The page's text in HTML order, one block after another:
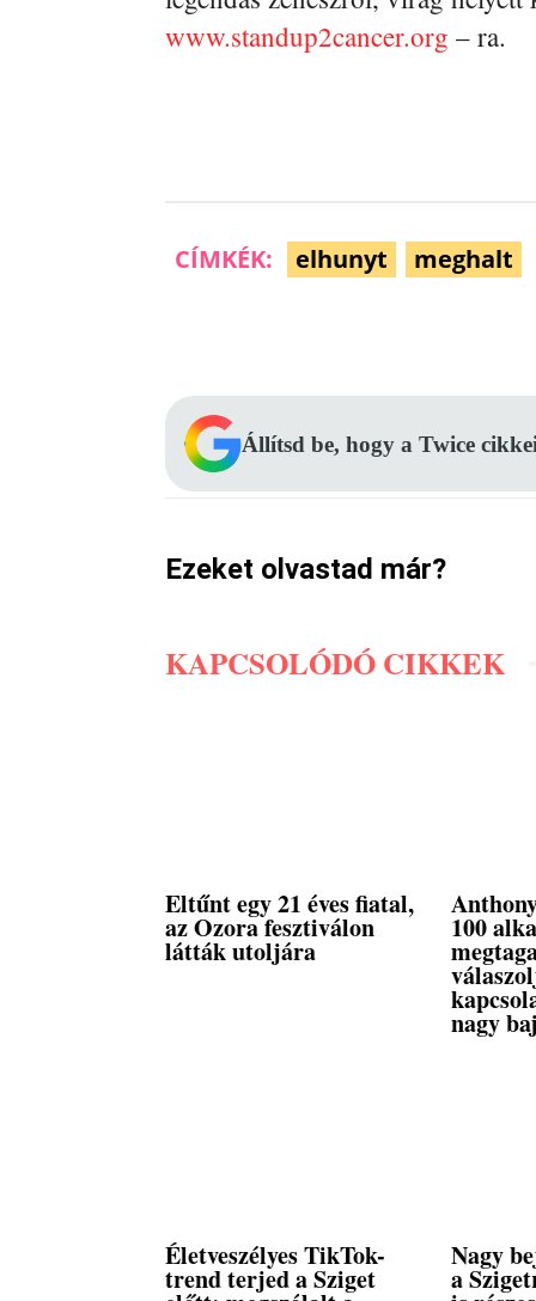
www.standup2cancer.org – ra.
CÍMKÉK: elhunyt meghalt
Állítsd be, hogy a Twice
Ezeket olvastad már?
KAPCSOLÓDÓ CIKKEK
Eltűnt egy 21 éves fiatal,
az Ozora fesztiválon
látták utoljára
100
nagy
Életveszélyes TikTok-
trend terjed a Sziget
Nagy
a